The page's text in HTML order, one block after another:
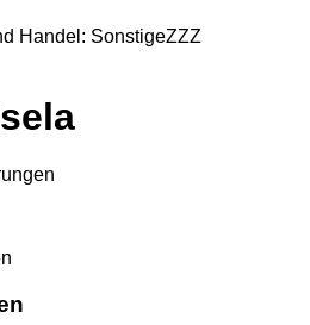
Handel: SonstigeZZZ